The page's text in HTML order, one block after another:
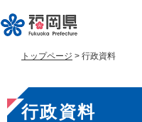
ー
ジ
で
す
ニ
ュ
ば
し
トップページ > 行政資料
本
文
行政資料